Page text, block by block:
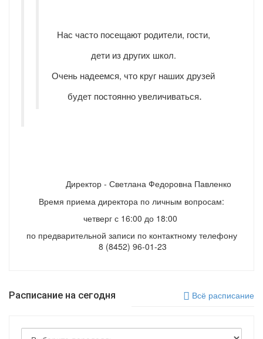
Нас часто посещают родители, гости,
дети из других школ.
Очень надеемся, что круг наших друзей
будет постоянно увеличиваться.
Директор - Светлана Федоровна Павленко
Время приема директора по личным вопросам:
четверг с 16:00 до 18:00
по предварительной записи по контактному телефону
8 (8452) 96-01-23
Расписание на сегодня Всё расписание